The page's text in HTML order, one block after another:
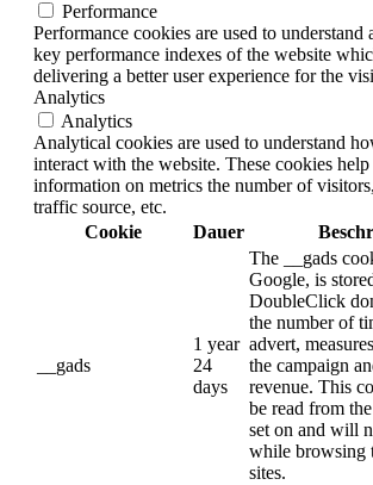
Performance
Performance cookies are used to understand
key performance indexes of the website
delivering a better user experience for the
Analytics
Analytics
Analytical cookies are used to understand
interact with the website. These cookies
information on metrics the number of
traffic source, etc.
Cookie
Dauer
__gads
1 year
24
days
The __gads
Google, is
DoubleClick
the number of
advert,
the campaign
revenue. This
be read from
set on and will
while browsing
sites.